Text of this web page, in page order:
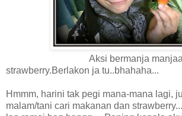
Aksi bermanja manjaan
strawberry.Berlakon ja tu..bhahaha...
Hmmm, harini tak pegi mana-mana lagi,
malam/tani cari makanan dan